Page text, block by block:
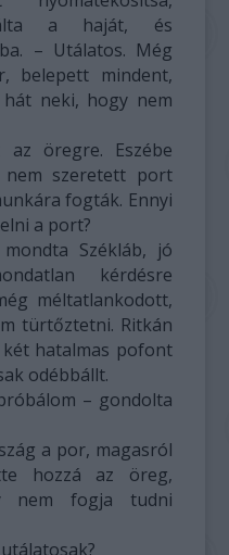
a haját, és
– Utálatos. Még
belepett mindent,
neki, hogy nem
az öregre. Eszébe
szeretett port
fogták. Ennyi
a port?
Székláb, jó
kérdésre
méltatlankodott,
türtőztetni. Ritkán
hatalmas pofont
odébbállt.
– gondolta
a por, magasról
hozzá az öreg,
nem fogja tudni